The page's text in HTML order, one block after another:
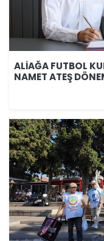
ALİAĞA FUTBOL
NAMET ATEŞ